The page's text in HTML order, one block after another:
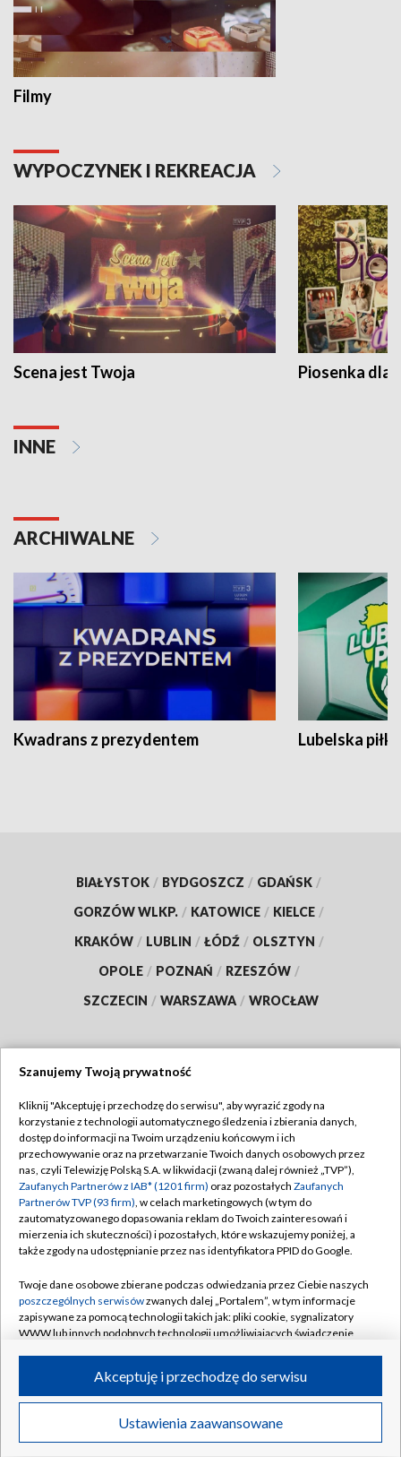
Filmy
WYPOCZYNEK I REKREACJA
Scena jest Twoja Piosenka dla
INNE
ARCHIWALNE
Kwadrans z prezydentem Lubelska piłka
BIAŁYSTOK / BYDGOSZCZ / GDAŃSK /
GORZÓW WLKP. / KATOWICE / KIELCE /
KRAKÓW / LUBLIN / ŁÓDŹ / OLSZTYN /
OPOLE / POZNAŃ / RZESZÓW /
SZCZECIN / WARSZAWA / WROCŁAW
TVP
Abonament TVP
Emisja w TVP
Centrum informacji TVP
Naziemna Telewizja Cyfrowa
Rada Programowa
System NOS
Informacje o nadawcy
Program dla prasy
Ogłoszenie przetargowe
Regulamin TVP
Polityka prywatności
Moje zgody
Pomoc
Kontakt
Kanały
©2026 Telewizja Polska S.A. w likwidacji
Szanujemy Twoją prywatność
Kliknij "Akceptuję i przechodzę do serwisu", aby wyrazić zgody na
korzystanie z technologii automatycznego śledzenia i zbierania danych,
dostęp do informacji na Twoim urządzeniu końcowym i ich
przechowywanie oraz na przetwarzanie Twoich danych osobowych przez
nas, czyli Telewizję Polską S.A. w likwidacji (zwaną dalej również „TVP”),
Zaufanych Partnerów z IAB* (1201 firm) oraz pozostałych Zaufanych
Partnerów TVP (93 firm), w celach marketingowych (w tym do
zautomatyzowanego dopasowania reklam do Twoich zainteresowań i
mierzenia ich skuteczności) i pozostałych, które wskazujemy poniżej, a
także zgody na udostępnianie przez nas identyfikatora PPID do Google.
Twoje dane osobowe zbierane podczas odwiedzania przez Ciebie naszych
poszczególnych serwisówzwanych dalej „Portalem”, w tym informacje
zapisywane za pomocą technologii takich jak: pliki cookie, sygnalizatory
WWW lub innych podobnych technologii umożliwiających świadczenie
ruchu w Internecie.
Twoje dane osobowe zbierane podczas odwiedzania przez Ciebie
poszczególnych serwisówna Portalu, takie jak adresy IP, identyfikatory
Ustawienia zaawansowane
Akceptuję i przechodzę do serwisu